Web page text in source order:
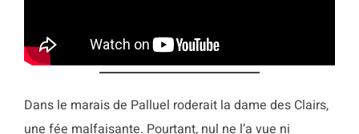
Dans le marais de Palluel roderait la dame des Clairs,
une fée malfaisante. Pourtant, nul ne l’a vue ni